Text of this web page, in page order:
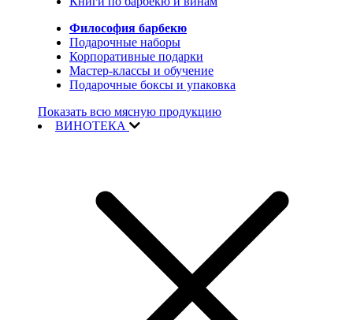
Философия барбекю
Подарочные наборы
Корпоративные подарки
Мастер-классы и обучение
Подарочные боксы и упаковка
Показать всю мясную продукцию
ВИНОТЕКА